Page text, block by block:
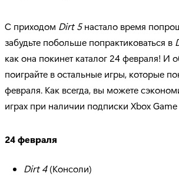
С приходом Dirt 5настало время
забудьте побольше попрактиковаться в
как она покинет каталог 24 февраля! И
поиграйте в остальные игры, которые
февраля. Как всегда, вы можете
играх при наличии подписки Xbox Game
24 февраля
Dirt 4(Консоли)